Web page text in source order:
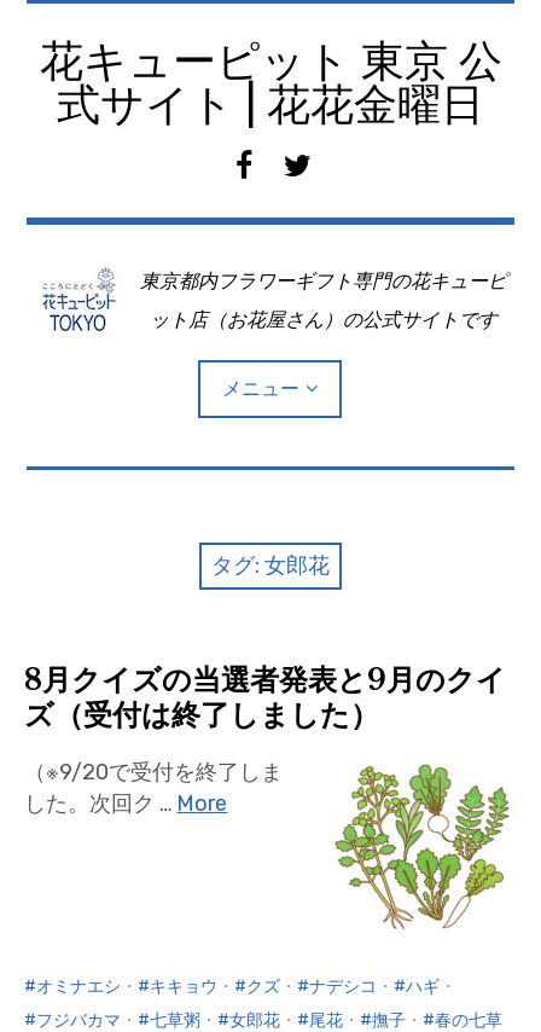
花キューピット 東京 公
式サイト | 花花金曜日
f
c
b
o
k
i
t
e
東京都内フラワーギフト専門の花キューピ
ット店（お花屋さん）の公式サイトです
メニュー
加盟店リスト
花キューピットタウン
団体概要
タグ: 女郎花
8月クイズの当選者発表と9月のクイ
ズ（受付は終了しました）
（※9/20で受付を終了しま
した。次回ク … More
オミナエシ ・ キキョウ ・ クズ ・ ナデシコ ・ ハギ ・
フジバカマ ・ 七草粥 ・ 女郎花 ・ 尾花 ・ 撫子 ・
春の七草